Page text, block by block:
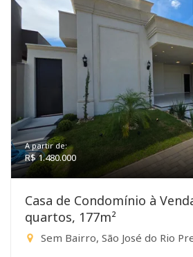
A partir de:
R$ 1.480.000
Casa de Condomínio à
quartos, 177m²
Sem Bairro, São José do Rio